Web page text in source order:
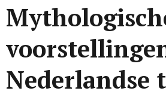
Nederlandse